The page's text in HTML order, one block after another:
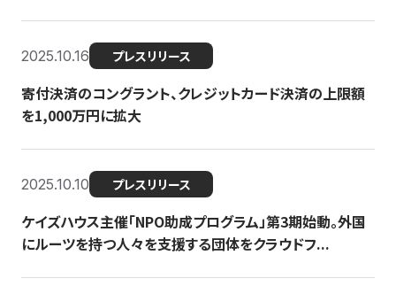
2025.10.16 プレスリリース
寄付決済のコングラント、クレジットカード決済の上限額
を1,000万円に拡大
2025.10.10 プレスリリース
ケイズハウス主催「NPO助成プログラム」第3期始動。外国
にルーツを持つ人々を支援する団体をクラウドフ...